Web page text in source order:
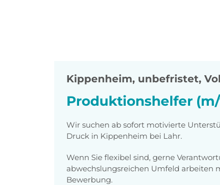
Kippenheim, unbefristet,
Produktionshelfer
Wir suchen ab sofort motivierte
Druck in Kippenheim bei Lahr.
Wenn Sie flexibel sind, gerne
abwechslungsreichen Umfeld arbeiten
Bewerbung.